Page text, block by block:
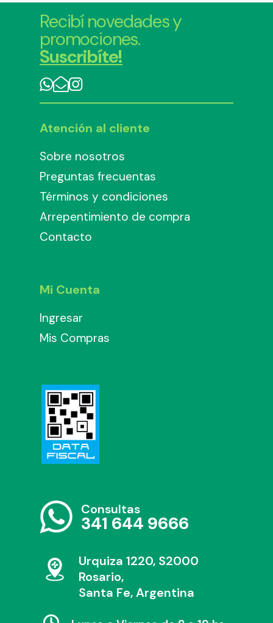
Recibí novedades y
promociones.
Suscribíte!
Atención al cliente
Sobre nosotros
Preguntas frecuentas
Términos y condiciones
Arrepentimiento de compra
Contacto
Mi Cuenta
Ingresar
Mis Compras
Consultas
341 644 9666
Urquiza 1220, S2000
Rosario,
Santa Fe, Argentina